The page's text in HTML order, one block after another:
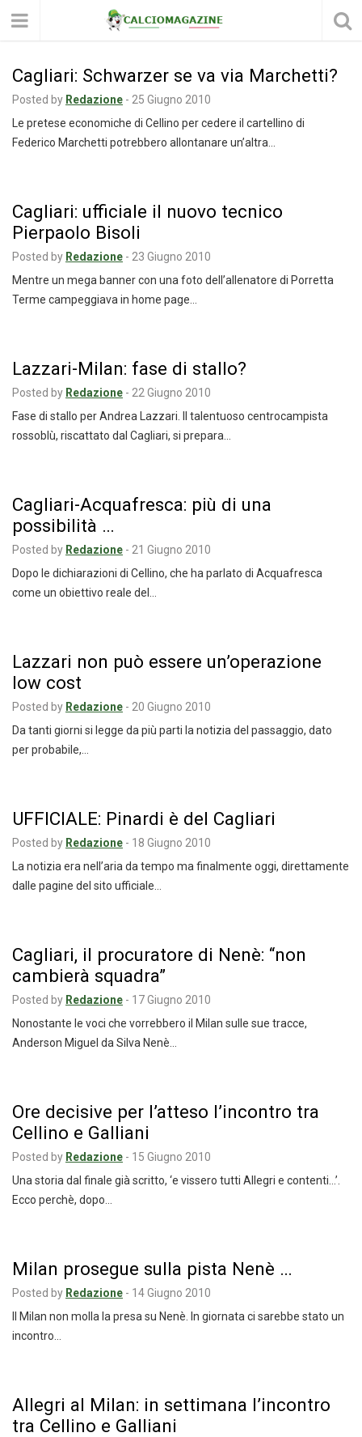
Cagliari: Schwarzer se va via Marchetti?
Posted by Redazione - 25 Giugno 2010
Le pretese economiche di Cellino per cedere il cartellino di
Federico Marchetti potrebbero allontanare un’altra…
Cagliari: ufficiale il nuovo tecnico
Pierpaolo Bisoli
Posted by Redazione - 23 Giugno 2010
Mentre un mega banner con una foto dell’allenatore di Porretta
Terme campeggiava in home page…
Lazzari-Milan: fase di stallo?
Posted by Redazione - 22 Giugno 2010
Fase di stallo per Andrea Lazzari. Il talentuoso centrocampista
rossoblù, riscattato dal Cagliari, si prepara…
Cagliari-Acquafresca: più di una
possibilità …
Posted by Redazione - 21 Giugno 2010
Dopo le dichiarazioni di Cellino, che ha parlato di Acquafresca
come un obiettivo reale del…
Lazzari non può essere un’operazione
low cost
Posted by Redazione - 20 Giugno 2010
Da tanti giorni si legge da più parti la notizia del passaggio, dato
per probabile,…
UFFICIALE: Pinardi è del Cagliari
Posted by Redazione - 18 Giugno 2010
La notizia era nell’aria da tempo ma finalmente oggi, direttamente
dalle pagine del sito ufficiale…
Cagliari, il procuratore di Nenè: “non
cambierà squadra”
Posted by Redazione - 17 Giugno 2010
Nonostante le voci che vorrebbero il Milan sulle sue tracce,
Anderson Miguel da Silva Nenè…
Ore decisive per l’atteso l’incontro tra
Cellino e Galliani
Posted by Redazione - 15 Giugno 2010
Una storia dal finale già scritto, ‘e vissero tutti Allegri e contenti…’.
Ecco perchè, dopo…
Milan prosegue sulla pista Nenè …
Posted by Redazione - 14 Giugno 2010
Il Milan non molla la presa su Nenè. In giornata ci sarebbe stato un
incontro…
Allegri al Milan: in settimana l’incontro
tra Cellino e Galliani